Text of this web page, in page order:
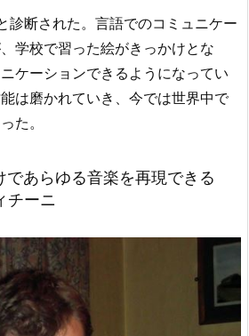
診断された。言語でのコミュニケー
学校で習った絵がきっかけとな
ケーションできるようになってい
は磨かれていき、今では世界中で
た。
あらゆる音楽を再現できる
チーニ